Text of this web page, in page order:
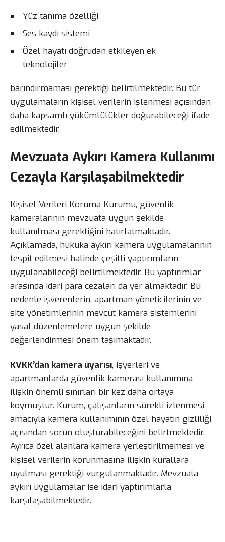
Yüz tanıma özelliği
Ses kaydı sistemi
Özel hayatı doğrudan etkileyen ek
teknolojiler
barındırmaması gerektiği belirtilmektedir. Bu tür
uygulamaların kişisel verilerin işlenmesi açısından
daha kapsamlı yükümlülükler doğurabileceği ifade
edilmektedir.
Mevzuata Aykırı Kamera Kullanımı
Cezayla Karşılaşabilmektedir
Kişisel Verileri Koruma Kurumu, güvenlik
kameralarının mevzuata uygun şekilde
kullanılması gerektiğini hatırlatmaktadır.
Açıklamada, hukuka aykırı kamera uygulamalarının
tespit edilmesi halinde çeşitli yaptırımların
uygulanabileceği belirtilmektedir. Bu yaptırımlar
arasında idari para cezaları da yer almaktadır. Bu
nedenle işverenlerin, apartman yöneticilerinin ve
site yönetimlerinin mevcut kamera sistemlerini
yasal düzenlemelere uygun şekilde
değerlendirmesi önem taşımaktadır.
KVKK’dan kamera uyarısı, işyerleri ve
apartmanlarda güvenlik kamerası kullanımına
ilişkin önemli sınırları bir kez daha ortaya
koymuştur. Kurum, çalışanların sürekli izlenmesi
amacıyla kamera kullanımının özel hayatın gizliliği
açısından sorun oluşturabileceğini belirtmektedir.
Ayrıca özel alanlara kamera yerleştirilmemesi ve
kişisel verilerin korunmasına ilişkin kurallara
uyulması gerektiği vurgulanmaktadır. Mevzuata
aykırı uygulamalar ise idari yaptırımlarla
karşılaşabilmektedir.